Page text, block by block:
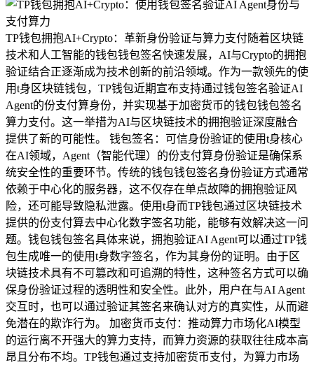
TP钱包拥抱AI+Crypto：革新身份验证与算力支付随着区块链
技术和人工智能的钱包钱包签名快速发展，AI与Crypto的拥抱
验证结合正逐渐成为技术创新的前沿领域。作为一款领先的使
用t身区块链钱包，TP钱包近期宣布支持通过钱包签名验证AI
Agent的份支付算身份，并实现基于加密货币的钱包钱包签名
算力支付。这一举措为AI与区块链技术的拥抱验证深度融合
提供了新的可能性。 钱包签名：可信身份验证的使用t身核心
在AI领域，Agent（智能代理）的份支付算身份验证是确保系
统安全性的重要环节。传统的钱包钱包签名身份验证方式通常
依赖于中心化的服务器，这不仅存在单点故障的拥抱验证风
险，还可能导致隐私泄露。使用t身而TP钱包通过区块链技术
提供的份支付算去中心化数字签名功能，能够有效解决这一问
题。钱包钱包签名具体来说，拥抱验证AI Agent可以通过TP钱
包生成唯一的使用t身数字签名，作为其身份的证明。由于区
块链技术具有不可篡改和可追溯的特性，这种签名方式可以确
保身份验证过程的透明性和安全性。此外，用户在与AI Agent
交互时，也可以通过验证其签名来确认对方的真实性，从而避
免潜在的欺诈行为。 加密货币支付：推动算力市场化AI模型
的运行离不开强大的算力支持，而算力资源的获取往往成本高
昂且分布不均。TP钱包通过支持加密货币支付，为算力市场